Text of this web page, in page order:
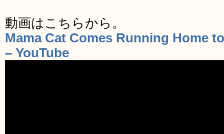
動画はこちらから。
Mama Cat Comes Running Home
– YouTube